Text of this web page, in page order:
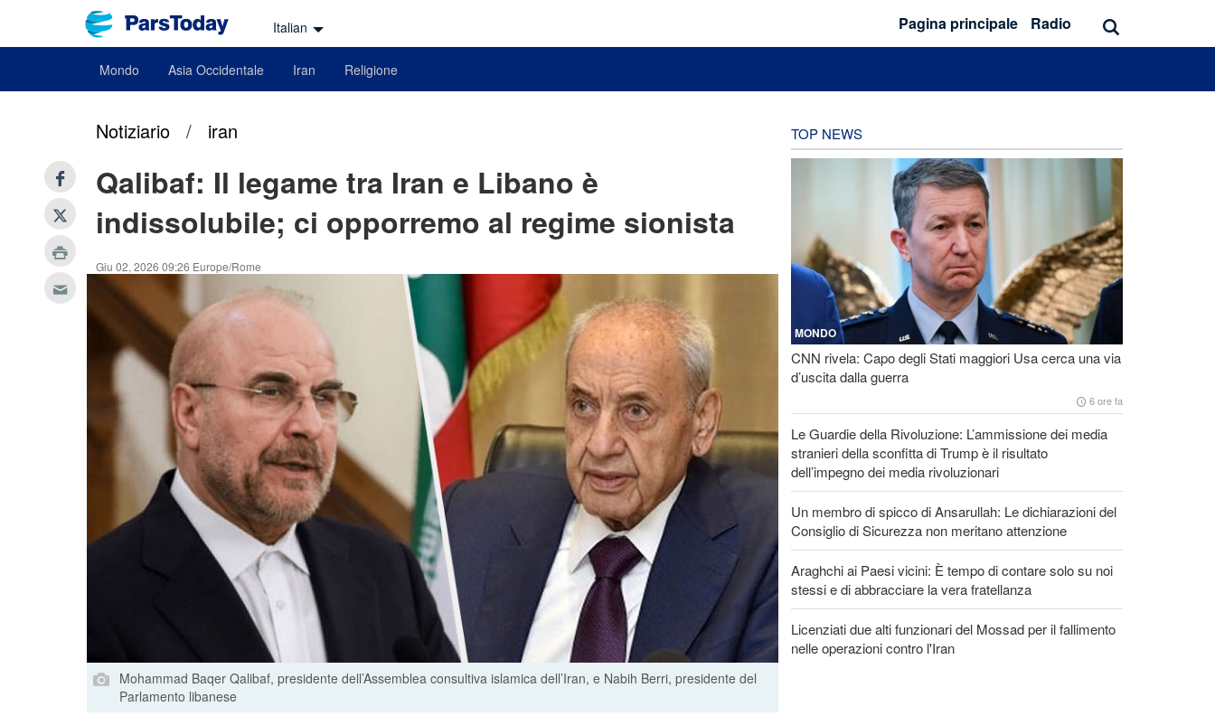
Italian Pagina principale Radio
Mondo Asia Occidentale Iran Religione
Notiziario / iran
Qalibaf: Il legame tra Iran e Libano è
indissolubile; ci opporremo al regime sionista
Giu 02, 2026 09:26 Europe/Rome
Mohammad Baqer Qalibaf, presidente dell’Assemblea consultiva islamica dell’Iran, e Nabih Berri, presidente del
Parlamento libanese
TOP NEWS
MONDO
CNN rivela: Capo degli Stati maggiori Usa cerca una via
d’uscita dalla guerra
6 ore fa
Le Guardie della Rivoluzione: L’ammissione dei media
stranieri della sconfitta di Trump è il risultato
dell’impegno dei media rivoluzionari
Un membro di spicco di Ansarullah: Le dichiarazioni del
Consiglio di Sicurezza non meritano attenzione
Araghchi ai Paesi vicini: È tempo di contare solo su noi
stessi e di abbracciare la vera fratellanza
Licenziati due alti funzionari del Mossad per il fallimento
nelle operazioni contro l'Iran